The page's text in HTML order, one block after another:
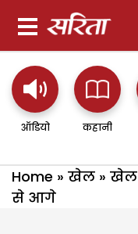
ऑडियो कहानी
Home » खेल » खेल
से आगे